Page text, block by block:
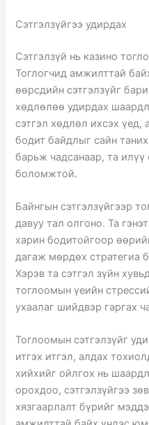
Сэтгэлзүйгээ удирдах
Сэтгэлзүй нь казино
Тоглогчид амжилттай
өөрсдийн сэтгэлзүйг
хөдлөлөө удирдах
сэтгэл хөдлөл ихсэх
бодит байдлыг сайн
барьж чадсанаар, та илүү
боломжтой.
Байнгын сэтгэлзүйгээр
давуу тал олгоно. Та
харин бодитойгоор
дагаж мөрдөх стратегиа
Хэрэв та сэтгэл зүйн
тоглоомын үеийн
ухаалаг шийдвэр гаргах
Тоглоомын сэтгэлзүйг
итгэх итгэл, алдах
хийхийг ойлгох нь
орохдоо, сэтгэлзүйгээ
хязгаарлалт бүрийг